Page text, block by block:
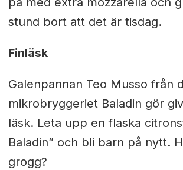
stund bort att det är tisdag.
Finläsk
Galenpannan Teo Musso från
mikrobryggeriet Baladin gör
läsk. Leta upp en flaska
Baladin” och bli barn på nytt.
grogg?